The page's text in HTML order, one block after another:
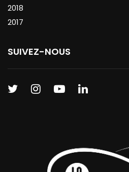
2018
2017
SUIVEZ-NOUS